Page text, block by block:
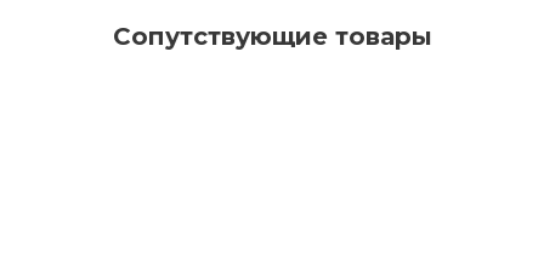
Сопутствующие товары